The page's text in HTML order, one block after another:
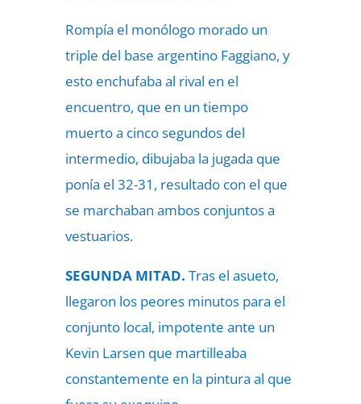
Rompía el monólogo morado un
triple del base argentino Faggiano, y
esto enchufaba al rival en el
encuentro, que en un tiempo
muerto a cinco segundos del
intermedio, dibujaba la jugada que
ponía el 32-31, resultado con el que
se marchaban ambos conjuntos a
vestuarios.
SEGUNDA MITAD. Tras el asueto,
llegaron los peores minutos para el
conjunto local, impotente ante un
Kevin Larsen que martilleaba
constantemente en la pintura al que